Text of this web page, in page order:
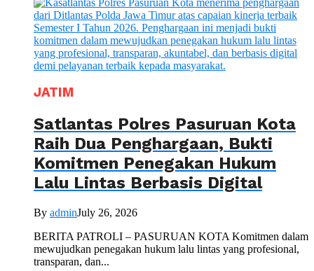
JATIM
Satlantas Polres Pasuruan Kota
Raih Dua Penghargaan, Bukti
Komitmen Penegakan Hukum
Lalu Lintas Berbasis Digital
By adminJuly 26, 2026
BERITA PATROLI – PASURUAN KOTA Komitmen dalam
mewujudkan penegakan hukum lalu lintas yang profesional,
transparan, dan...